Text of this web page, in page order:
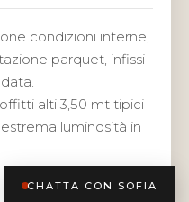
condizioni interne,
parquet, infissi
alti 3,50 mt tipici
luminosità in
CHATTA CON SOFIA